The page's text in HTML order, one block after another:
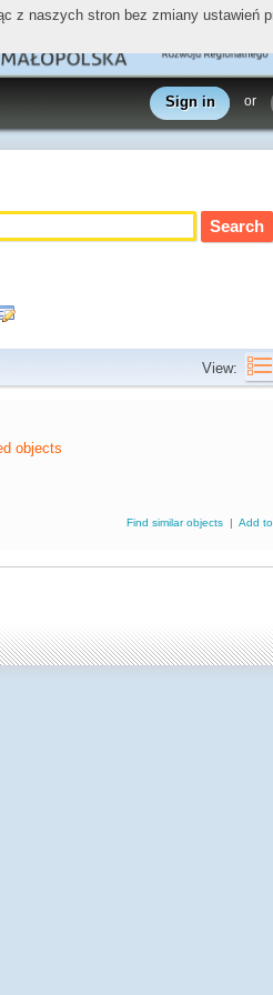
Sign in or
View:
objects
Find similar objects |Add
naszych stron bez zmiany ustawień